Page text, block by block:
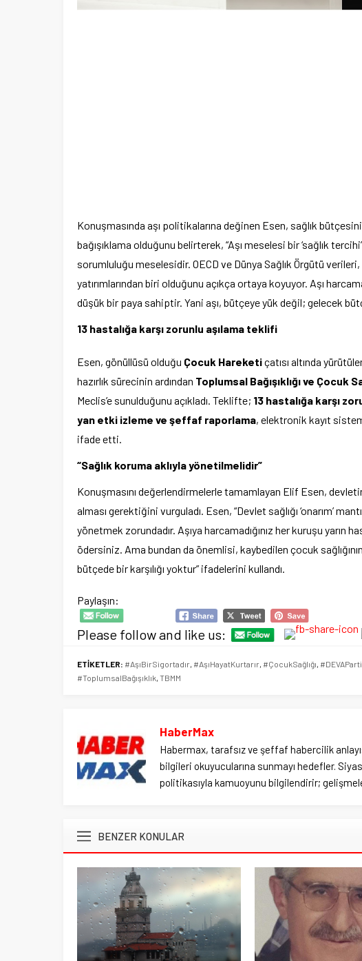
Konuşmasında aşı politikalarına değinen Esen, sağlık
bağışıklama olduğunu belirterek, “Aşı meselesi bir ‘sağlık
sorumluluğu meselesidir. OECD ve Dünya Sağlık Örgütü
yatırımlarından biri olduğunu açıkça ortaya koyuyor. Aşı
düşük bir paya sahiptir. Yani aşı, bütçeye yük değil; gelecek
13 hastalığa karşı zorunlu aşılama teklifi
Esen, gönüllüsü olduğu Çocuk Hareketiçatısı altında
hazırlık sürecinin ardından Toplumsal Bağışıklığı ve Çocuk
Meclis’e sunulduğunu açıkladı. Teklifte; 13 hastalığa karşı
yan etki izleme ve şeffaf raporlama, elektronik kayıt
ifade etti.
“Sağlık koruma aklıyla yönetilmelidir”
Konuşmasını değerlendirmelerle tamamlayan Elif Esen,
alması gerektiğini vurguladı. Esen, “Devlet sağlığı ‘onarım’
yönetmek zorundadır. Aşıya harcamadığınız her kuruşu
ödersiniz. Ama bundan da önemlisi, kaybedilen çocuk
bütçede bir karşılığı yoktur” ifadelerini kullandı.
Paylaşın:
Please follow and like us:
ETİKETLER: #AşıBirSigortadır, #AşıHayatKurtarır, #ÇocukSağlığı,
#ToplumsalBağışıklık, TBMM
HaberMax
Habermax, tarafsız ve şeffaf habercilik
bilgileri okuyucularına sunmayı hedefler.
politikasıyla kamuoyunu bilgilendirir;
BENZER KONULAR